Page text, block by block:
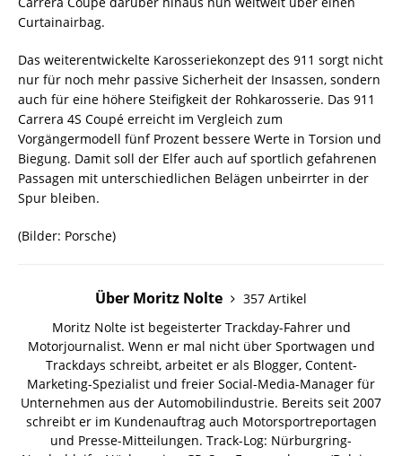
Curtainairbag.
Das weiterentwickelte Karosseriekonzept des 911 sorgt nicht
nur für noch mehr passive Sicherheit der Insassen, sondern
auch für eine höhere Steifigkeit der Rohkarosserie. Das 911
Carrera 4S Coupé erreicht im Vergleich zum
Vorgängermodell fünf Prozent bessere Werte in Torsion und
Biegung. Damit soll der Elfer auch auf sportlich gefahrenen
Passagen mit unterschiedlichen Belägen unbeirrter in der
Spur bleiben.
(Bilder: Porsche)
Über Moritz Nolte
357 Artikel
Moritz Nolte ist begeisterter Trackday-Fahrer und
Motorjournalist. Wenn er mal nicht über Sportwagen und
Trackdays schreibt, arbeitet er als Blogger, Content-
Marketing-Spezialist und freier Social-Media-Manager für
Unternehmen aus der Automobilindustrie. Bereits seit 2007
schreibt er im Kundenauftrag auch Motorsportreportagen
und Presse-Mitteilungen. Track-Log: Nürburgring-